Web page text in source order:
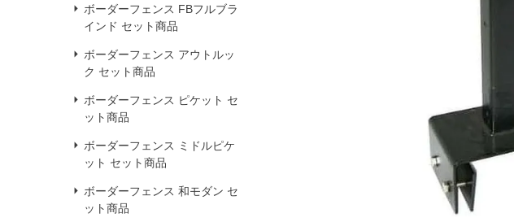
ボーダーフェンス FBフルブラ
インド セット商品
ボーダーフェンス アウトルッ
ク セット商品
ボーダーフェンス ピケット セ
ット商品
ボーダーフェンス ミドルピケ
ット セット商品
ボーダーフェンス 和モダン セ
ット商品